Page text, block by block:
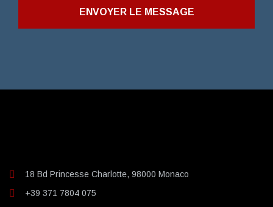
ENVOYER LE MESSAGE
18 Bd Princesse Charlotte, 98000 Monaco
+39 371 7804 075